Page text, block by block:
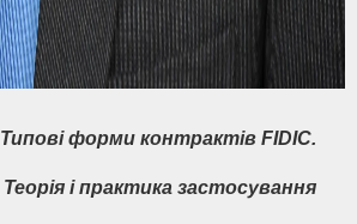
Типові форми контрактів FIDIC.
Теорія і практика застосування